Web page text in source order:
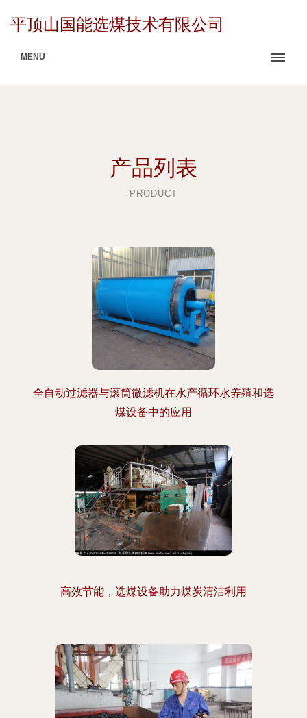
平顶山国能选煤技术有限公司
MENU
产品列表
PRODUCT
全自动过滤器与滚筒微滤机在水产循环水养殖和选
煤设备中的应用
高效节能，选煤设备助力煤炭清洁利用